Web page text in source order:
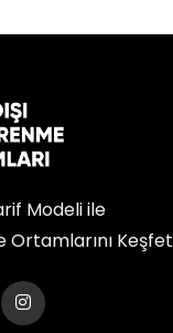
Modeli ile
Ortamlarını Keşfet